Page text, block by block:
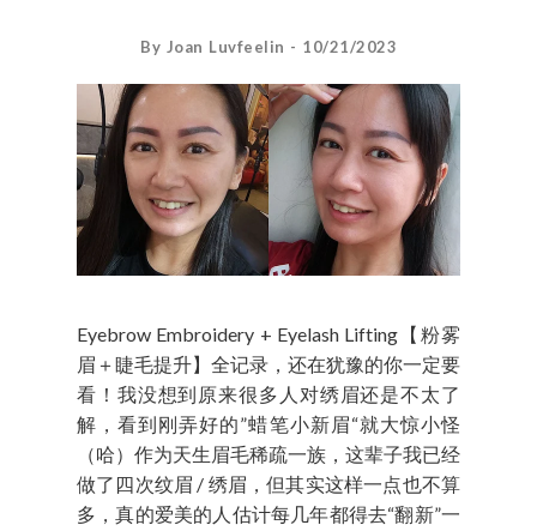
By Joan Luvfeelin - 10/21/2023
Eyebrow Embroidery + Eyelash Lifting【粉雾
眉＋睫毛提升】全记录，还在犹豫的你一定要
看！我没想到原来很多人对绣眉还是不太了
解，看到刚弄好的”蜡笔小新眉“就大惊小怪
（哈）作为天生眉毛稀疏一族，这辈子我已经
做了四次纹眉 / 绣眉，但其实这样一点也不算
多，真的爱美的人估计每几年都得去“翻新”一